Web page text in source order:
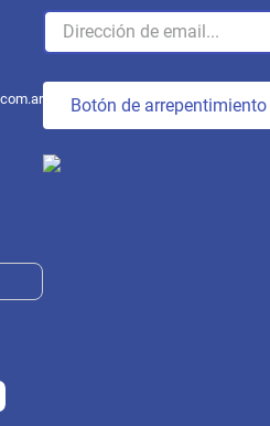
Botón de arrepentimiento